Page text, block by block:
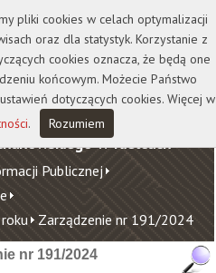
Wydawnictwo
w Kielcach
Publicznej
Zarządzenie nr 191/2024
nr 191/2024
pliki cookies w celach optymalizacji
oraz dla statystyk. Korzystanie z
cookies oznacza, że będą one
końcowym. Możecie Państwo
dotyczących cookies. Więcej w
. Rozumiem